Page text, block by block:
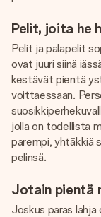
Pelit, joita he
Pelit ja palapelit
ovat juuri siinä
kestävät pientä
voittaessaan.
jolla on todellista
parempi, yhtäkkiä
pelinsä.
Jotain pientä
Joskus paras